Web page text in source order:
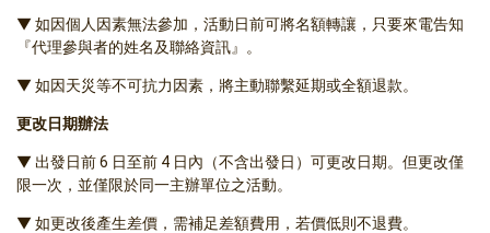
▼ 如因個人因素無法參加，活動日前可將名額轉讓，只要來電告知
『代理參與者的姓名及聯絡資訊』。
▼ 如因天災等不可抗力因素，將主動聯繫延期或全額退款。
更改日期辦法
▼ 出發日前 6 日至前 4 日內（不含出發日）可更改日期。但更改僅
限一次，並僅限於同一主辦單位之活動。
▼ 如更改後產生差價，需補足差額費用，若價低則不退費。